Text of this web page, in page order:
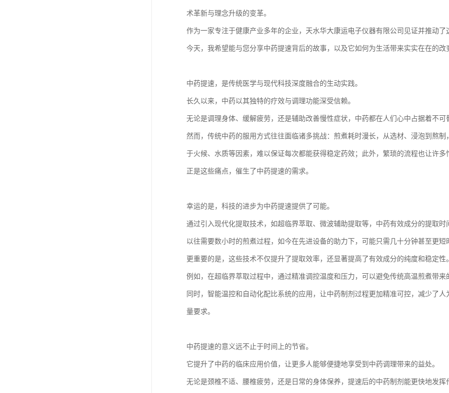
术革新与理念升级的变革。
作为一家专注于健康产业多年的企业，天水华大康运电子仪器有限公司见证并推动了
今天，我希望能与您分享中药提速背后的故事，以及它如何为生活带来实实在在的改
中药提速，是传统医学与现代科技深度融合的生动实践。
长久以来，中药以其独特的疗效与调理功能深受信赖。
无论是调理身体、缓解疲劳，还是辅助改善慢性症状，中药都在人们心中占据着不可
然而，传统中药的服用方式往往面临诸多挑战：煎煮耗时漫长，从选材、浸泡到熬
于火候、水质等因素，难以保证每次都能获得稳定药效；此外，繁琐的流程也让许多
正是这些痛点，催生了中药提速的需求。
幸运的是，科技的进步为中药提速提供了可能。
通过引入现代化提取技术，如超临界萃取、微波辅助提取等，中药有效成分的提取时
以往需要数小时的煎煮过程，如今在先进设备的助力下，可能只需几十分钟甚至更短
更重要的是，这些技术不仅提升了提取效率，还显著提高了有效成分的纯度和稳定性
例如，在超临界萃取过程中，通过精准调控温度和压力，可以避免传统高温煎煮带
同时，智能温控和自动化配比系统的应用，让中药制剂过程更加精准可控，减少了
量要求。
中药提速的意义远不止于时间上的节省。
它提升了中药的临床应用价值，让更多人能够便捷地享受到中药调理带来的益处。
无论是颈椎不适、腰椎疲劳，还是日常的身体保养，提速后的中药制剂能更快地发